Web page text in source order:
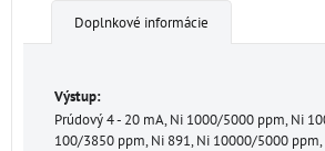
Doplnkové informácie
Výstup:
Prúdový 4 - 20 mA, Ni 1000/5000 ppm, Ni
100/3850 ppm, Ni 891, Ni 10000/5000